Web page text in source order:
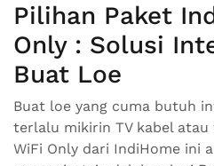
Pilihan Paket
Only : Solusi
Buat Loe
Buat loe yang cuma butuh
terlalu mikirin TV kabel
WiFi Only dari IndiHome ini